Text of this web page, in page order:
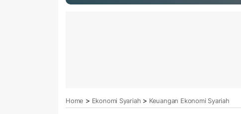
Home > Ekonomi Syariah > Keuangan Ekonomi Syariah